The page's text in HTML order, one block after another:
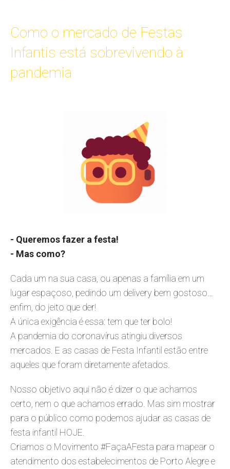
Como o mercado de Festas
Infantis está sobrevivendo à
pandemia
- Queremos fazer a festa!
- Mas como?
Cada um na sua casa, ou apenas a família em um
lugar espaçoso, pedindo um delivery bem gostoso…
enfim, do jeito que der!
A única exigência é essa: tem que ter bolo!
A pandemia do coronavírus atingiu diversos
mercados. E as casas de Festa Infantil estão entre
aqueles que foram diretamente afetados.
Nosso objetivo aqui não é dizer o que achamos
certo, nem o que achamos errado. Mas sim mostrar
para o público como podemos ajudar as casas de
festa infantil HOJE.
Criamos o Movimento #FaçaAFesta para mapear o
atendimento dos estabelecimentos de Porto Alegre e